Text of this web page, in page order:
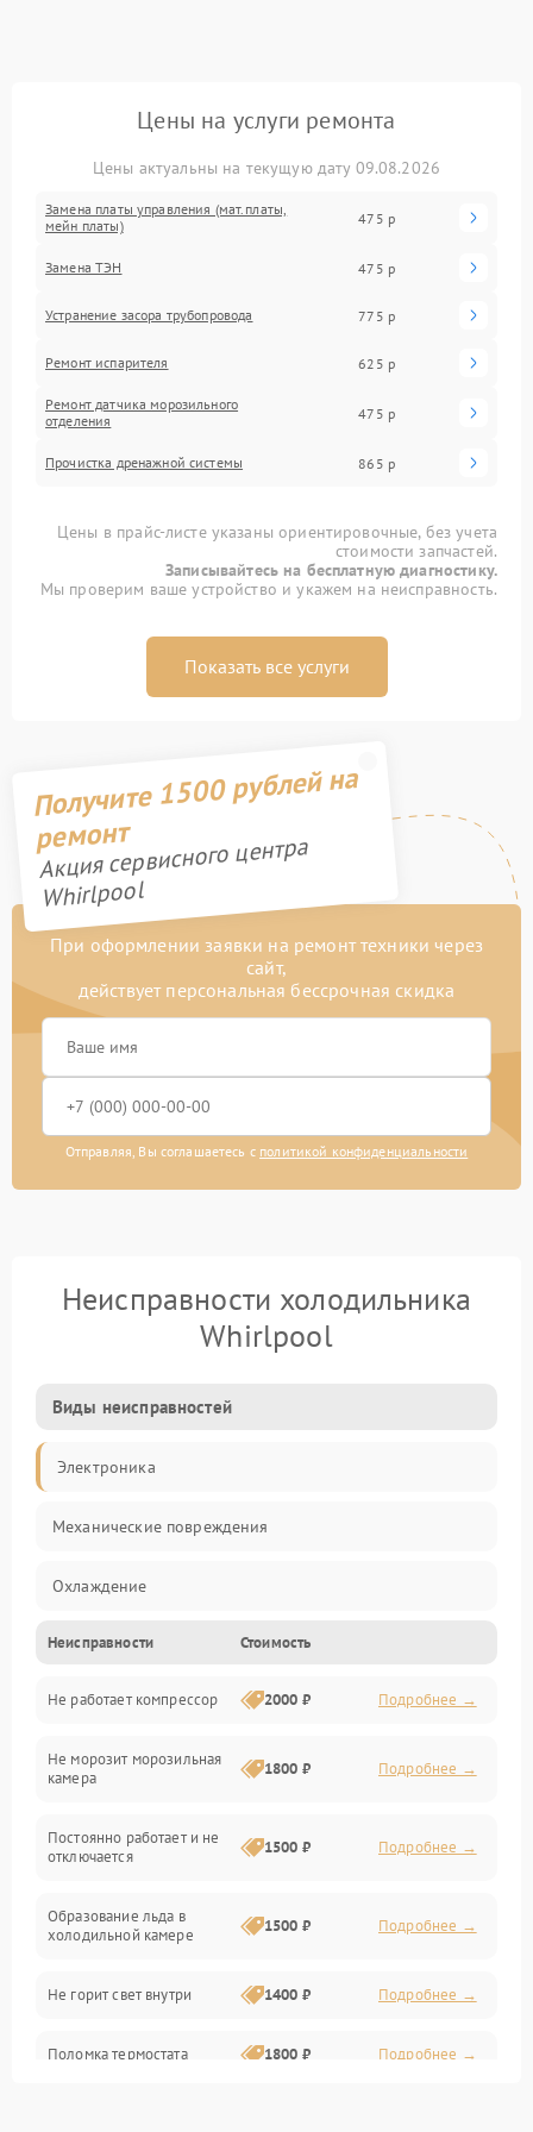
Цены на услуги ремонта
Цены актуальны на текущую дату 09.08.2026
Замена платы управления (мат.платы,
мейн платы)
475 р
Замена ТЭН 475 р
Устранение засора трубопровода 775 р
Ремонт испарителя 625 р
Ремонт датчика морозильного
отделения
475 р
Прочистка дренажной системы 865 р
Цены в прайс-листе указаны ориентировочные, без учета
стоимости запчастей.
Записывайтесь на бесплатную диагностику.
Мы проверим ваше устройство и укажем на неисправность.
Показать все услуги
Получите 1500 рублей на
ремонт
Акция сервисного центра
Whirlpool
При оформлении заявки на ремонт техники через
сайт,
действует персональная бессрочная скидка
Отправляя, Вы соглашаетесь с политикой конфиденциальности
Неисправности холодильника
Whirlpool
Виды неисправностей
Электроника
Механические повреждения
Охлаждение
Механика
Электропитание
Дренаж
Неисправности Стоимость
Не работает компрессор 2000 ₽ Подробнее →
Не морозит морозильная
камера
1800 ₽ Подробнее →
Постоянно работает и не
отключается
1500 ₽ Подробнее →
Образование льда в
холодильной камере
1500 ₽ Подробнее →
Не горит свет внутри 1400 ₽ Подробнее →
Поломка термостата 1800 ₽ Подробнее →